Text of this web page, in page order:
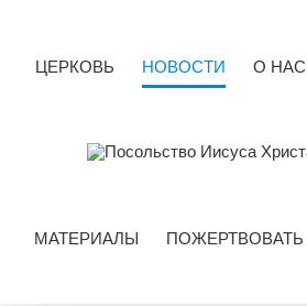
ЦЕРКОВЬ НОВОСТИ О НАС
МАТЕРИАЛЫ ПОЖЕРТВОВАТЬ